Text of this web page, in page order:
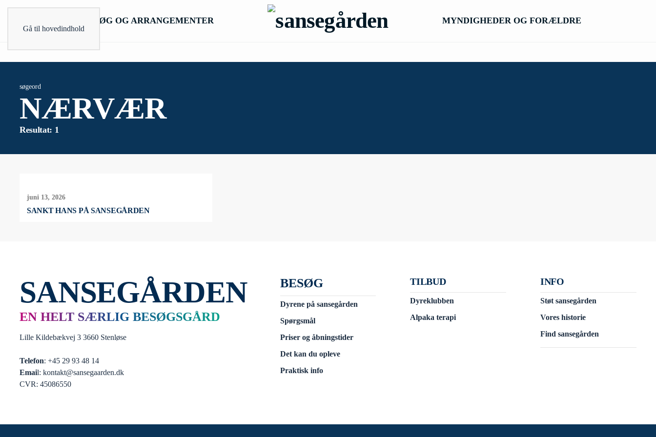
Gå til hovedindhold
BESØG OG ARRANGEMENTER MYNDIGHEDER OG FORÆLDRE
søgeord
NÆRVÆR
Resultat: 1
juni 13, 2026
SANKT HANS PÅ SANSEGÅRDEN
SANSEGÅRDEN
EN HELT SÆRLIG BESØGSGÅRD
Lille Kildebækvej 3 3660 Stenløse
Telefon: +45 29 93 48 14
Email: kontakt@sansegaarden.dk
CVR: 45086550
BESØG
Dyrene på sansegården
Spørgsmål
Priser og åbningstider
Det kan du opleve
Praktisk info
TILBUD
Dyreklubben
Alpaka terapi
INFO
Støt sansegården
Vores historie
Find sansegården